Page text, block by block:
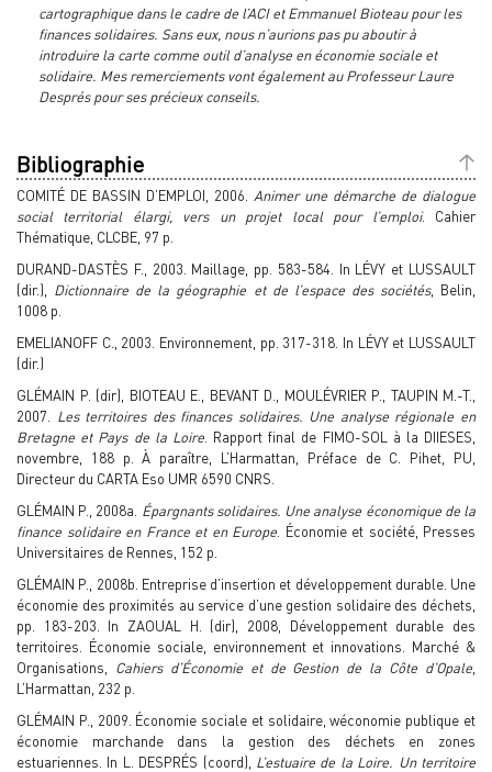
cartographique dans le cadre de l’ACI et Emmanuel Bioteau pour les
finances solidaires. Sans eux, nous n’aurions pas pu aboutir à
introduire la carte comme outil d’analyse en économie sociale et
solidaire. Mes remerciements vont également au Professeur Laure
Després pour ses précieux conseils.
Bibliographie
COMITÉ DE BASSIN D’EMPLOI, 2006. Animer une démarche de dialogue
social territorial élargi, vers un projet local pour l’emploi. Cahier
Thématique, CLCBE, 97 p.
DURAND-DASTÈS F., 2003. Maillage, pp. 583-584. In LÉVY et LUSSAULT
(dir.), Dictionnaire de la géographie et de l’espace des sociétés, Belin,
1008 p.
EMELIANOFF C., 2003. Environnement, pp. 317-318. In LÉVY et LUSSAULT
(dir.)
GLÉMAIN P. (dir), BIOTEAU E., BEVANT D., MOULÉVRIER P., TAUPIN M.-T.,
2007. Les territoires des finances solidaires. Une analyse régionale en
Bretagne et Pays de la Loire. Rapport final de FIMO-SOL à la DIIESES,
novembre, 188 p. À paraître, L’Harmattan, Préface de C. Pihet, PU,
Directeur du CARTA Eso UMR 6590 CNRS.
GLÉMAIN P., 2008a. Épargnants solidaires. Une analyse économique de la
finance solidaire en France et en Europe . Économie et société, Presses
Universitaires de Rennes, 152 p.
GLÉMAIN P., 2008b. Entreprise d’insertion et développement durable. Une
économie des proximités au service d’une gestion solidaire des déchets,
pp. 183-203. In ZAOUAL H. (dir), 2008, Développement durable des
territoires. Économie sociale, environnement et innovations. Marché &
Organisations, Cahiers d’Économie et de Gestion de la Côte d’Opale
L’Harmattan, 232 p.
GLÉMAIN P., 2009. Économie sociale et solidaire, wéconomie publique et
économie marchande dans la gestion des déchets en zones
estuariennes. In L. DESPRÉS (coord), L’estuaire de la Loire. Un territoire